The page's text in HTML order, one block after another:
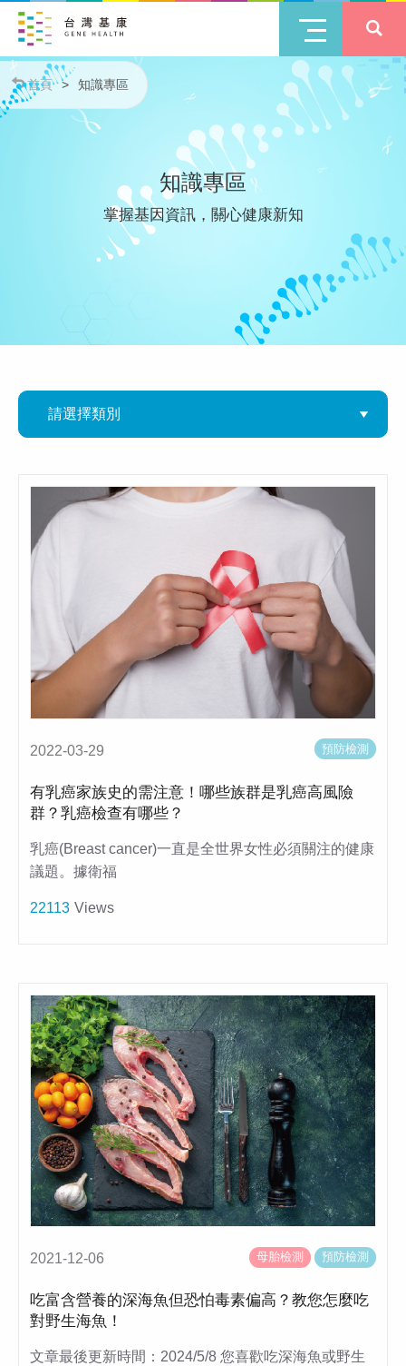
首頁 > 知識專區
知識專區
掌握基因資訊，關心健康新知
2022-03-29 預防檢測
有乳癌家族史的需注意！哪些族群是乳癌高風險
群？乳癌檢查有哪些？
乳癌(Breast cancer)一直是全世界女性必須關注的健康
議題。據衛福
22113 Views
2021-12-06 母胎檢測 預防檢測
吃富含營養的深海魚但恐怕毒素偏高？教您怎麼吃
對野生海魚！
文章最後更新時間：2024/5/8 您喜歡吃深海魚或野生